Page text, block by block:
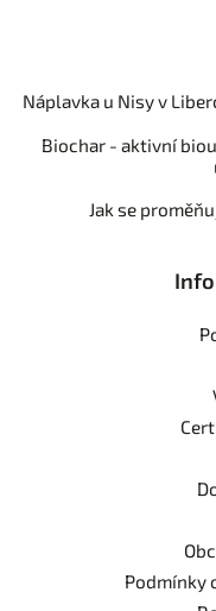
Náplavka u Nisy v
Biochar - aktivní
Jak se
Podmínky